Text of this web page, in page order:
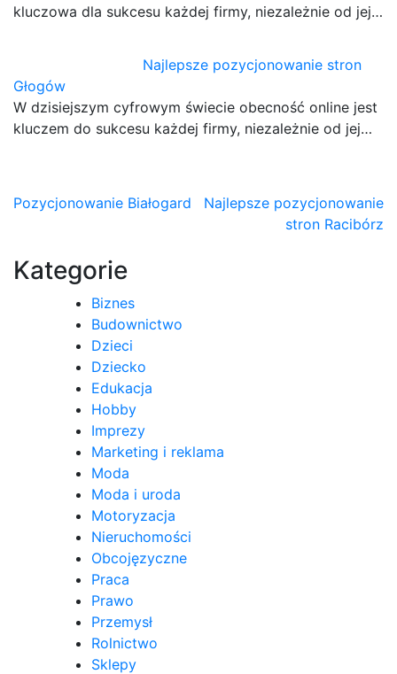
kluczowa dla sukcesu każdej firmy, niezależnie od jej…
Najlepsze pozycjonowanie stron
Głogów
W dzisiejszym cyfrowym świecie obecność online jest
kluczem do sukcesu każdej firmy, niezależnie od jej…
Nawigacja
Pozycjonowanie Białogard
Najlepsze pozycjonowanie
stron Racibórz
Kategorie
Biznes
Budownictwo
Dzieci
Dziecko
Edukacja
Hobby
Imprezy
Marketing i reklama
Moda
Moda i uroda
Motoryzacja
Nieruchomości
Obcojęzyczne
Praca
Prawo
Przemysł
Rolnictwo
Sklepy